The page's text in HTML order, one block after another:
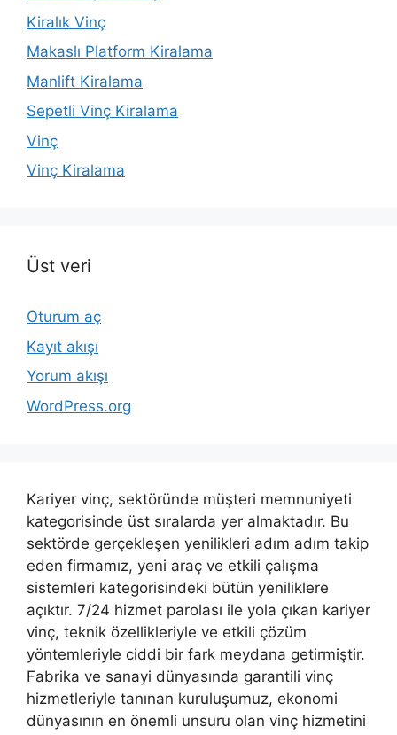
Kiralık Vinç
Makaslı Platform Kiralama
Manlift Kiralama
Sepetli Vinç Kiralama
Vinç
Vinç Kiralama
Üst veri
Oturum aç
Kayıt akışı
Yorum akışı
WordPress.org
Kariyer vinç, sektöründe müşteri memnuniyeti
kategorisinde üst sıralarda yer almaktadır. Bu
sektörde gerçekleşen yenilikleri adım adım takip
eden firmamız, yeni araç ve etkili çalışma
sistemleri kategorisindeki bütün yeniliklere
açıktır. 7/24 hizmet parolası ile yola çıkan kariyer
vinç, teknik özellikleriyle ve etkili çözüm
yöntemleriyle ciddi bir fark meydana getirmiştir.
Fabrika ve sanayi dünyasında garantili vinç
hizmetleriyle tanınan kuruluşumuz, ekonomi
dünyasının en önemli unsuru olan vinç hizmetini